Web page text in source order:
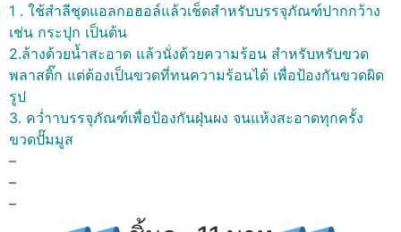
1 . ใช้สำลีชุดแอลกอฮอล์แล้วเช็ดสำหรับบรรจุภัณฑ์ปากกว้าง
เช่น กระปุก เป็นต้น
2.ล้างด้วยน้ำสะอาด แล้วนั่งด้วยความร้อน สำหรับหรับขวด
พลาสติ๊ก แต่ต้องเป็นขวดที่ทนความร้อนได้ เพื่อป้องกันขวดผิด
รูป
3. คว่ำาบรรจุภัณฑ์เพื่อป้องกันฝุ่นผง จนแห้งสะอาดทุกครั้ง
ขวดปั๊มมูส
–
–
–